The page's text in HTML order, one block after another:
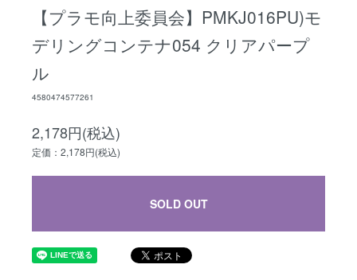
【プラモ向上委員会】PMKJ016PU)モ
デリングコンテナ054 クリアパープ
ル
4580474577261
2,178円(税込)
定価：2,178円(税込)
SOLD OUT